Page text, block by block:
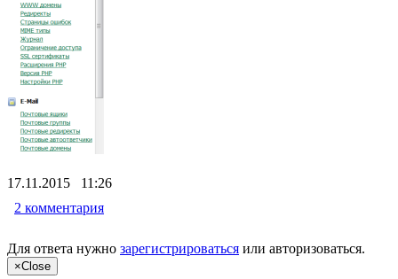
17.11.2015 11:26
2 комментария
Для ответа нужно зарегистрироваться или авторизоваться.
×Close